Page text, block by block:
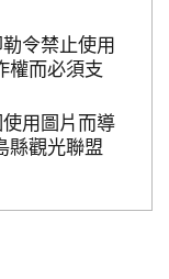
令禁止使用
權而必須支
用圖片而導
縣觀光聯盟